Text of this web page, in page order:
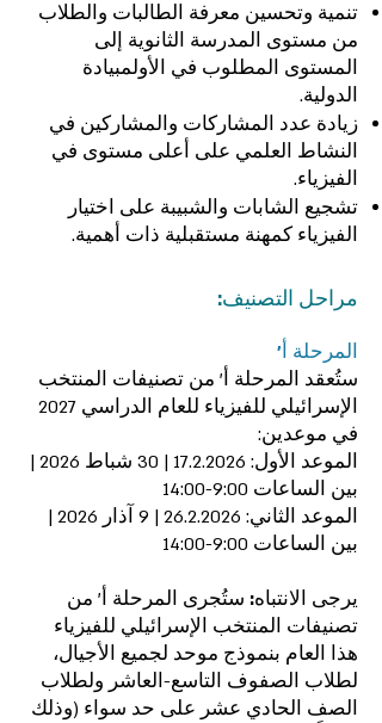
تنمية وتحسين معرفة الطالبات والطلاب
من مستوى المدرسة الثانوية إلى
المستوى المطلوب في الأولمبيادة
الدولية.‎
زيادة عدد المشاركات والمشاركين في
النشاط العلمي على أعلى مستوى في
الفيزياء.‎
تشجيع الشابات والشبيبة على اختيار
الفيزياء كمهنة مستقبلية ذات أهمية.‎
مراحل التصنيف:
المرحلة أ'‎
ستُعقد المرحلة أ' من تصنيفات المنتخب
الإسرائيلي للفيزياء للعام الدراسي 2027
في موعدين:‎
الموعد الأول: 17.2.2026 | 30 شباط 2026 |
بين الساعات 9:00-14:00‏‎
الموعد الثاني: 26.2.2026 | 9 آذار 2026 |
بين الساعات 9:00-14:00‏‎
يرجى الانتباه: ستُجرى المرحلة أ' من
تصنيفات المنتخب الإسرائيلي للفيزياء
هذا العام بنموذج موحد لجميع الأجيال،
لطلاب الصفوف التاسع-العاشر ولطلاب
الصف الحادي عشر على حد سواء (وذلك